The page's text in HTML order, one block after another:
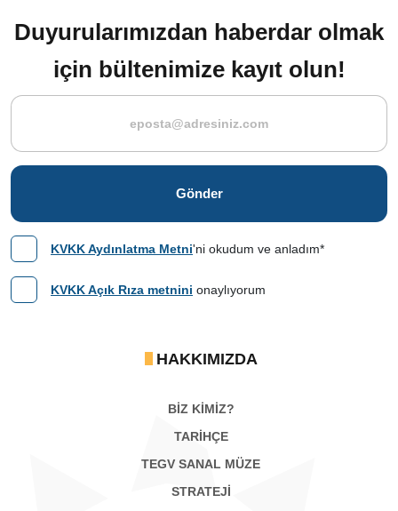
Duyurularımızdan haberdar olmak
için bültenimize kayıt olun!
Gönder
KVKK Aydınlatma Metni'ni okudum ve anladım*
KVKK Açık Rıza metnini onaylıyorum
HAKKIMIZDA
BİZ KİMİZ?
TARİHÇE
TEGV SANAL MÜZE
STRATEJİ